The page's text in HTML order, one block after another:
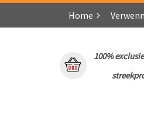
Home
100%